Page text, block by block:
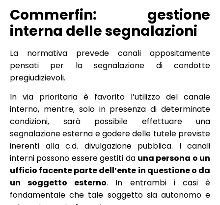
Commerfin: gestione
interna delle segnalazioni
La normativa prevede canali appositamente
pensati per la segnalazione di condotte
pregiudizievoli.
In via prioritaria è favorito l’utilizzo del canale
interno, mentre, solo in presenza di determinate
condizioni, sarà possibile effettuare una
segnalazione esterna e godere delle tutele previste
inerenti alla c.d. divulgazione pubblica. I canali
interni possono essere gestiti da una persona o un
ufficio facente parte dell’ente in questione o da
un soggetto esterno. In entrambi i casi è
fondamentale che tale soggetto sia autonomo e